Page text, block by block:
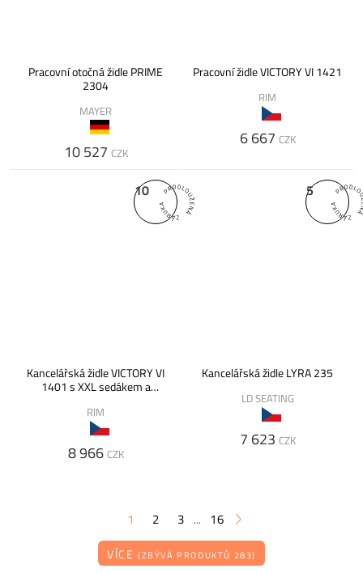
Pracovní otočná židle PRIME
2304
MAYER
10 527 CZK
Pracovní židle VICTORY VI 1421
RIM
6 667 CZK
10
Kancelářská židle VICTORY VI
1401 s XXL sedákem a
RIM
8 966 CZK
5
Kancelářská židle LYRA 235
LD SEATING
7 623 CZK
1 2 3 ... 16
VÍCE (ZBÝVÁ PRODUKTŮ 283)